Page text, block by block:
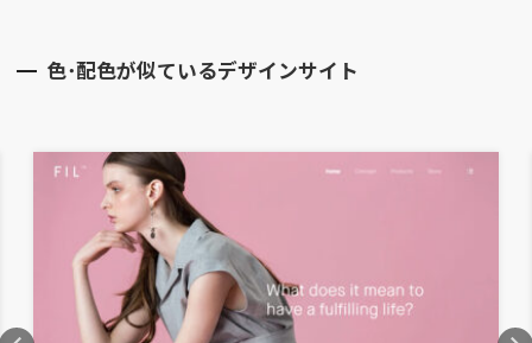
色･配色が似ているデザインサイト